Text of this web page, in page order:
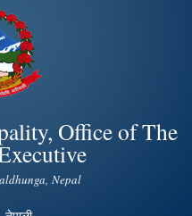
Office of The
Nepal